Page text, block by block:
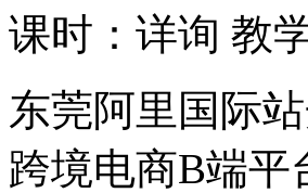
课时：详询 教
东莞阿里国际
跨境电商B端平